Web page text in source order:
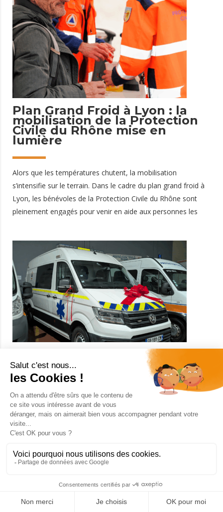
répondre à l’urgence Au total, 4 dispositifs de maraude ont
été déployés, mobilisant plus d’une vingtaine de bénévoles.
Grâce à cet engagement, plus de 150 personnes ont pu être
rencontrées et accompagnées durant cette
1 janvier 2026
Plan Grand Froid à Lyon : la
mobilisation de la Protection
Civile du Rhône mise en
lumière
Alors que les températures chutent, la mobilisation
s’intensifie sur le terrain. Dans le cadre du plan grand froid à
Lyon, les bénévoles de la Protection Civile du Rhône sont
pleinement engagés pour venir en aide aux personnes les
apporter une aide concrète et immédiate. ▶️ Voir les
reportages Découvrez ci-dessus les images de nos équipes
en action et l’interview réalisée lors de ces maraudes. Des
actions essentielles sur le terrain Les maraudes renforcées
permettent d’assurer : la distribution de repas chauds la
remise
1 janvier 2026
Un nouveau véhicule de
secours pour la Protection
Civile du Rhône
🎅 Le Père Noël est aussi passé par notre base
départementale ! À l’occasion des fêtes de fin d’année, un
très beau cadeau a été déposé au pied du sapin pour nos
destiné à renforcer nos capacités d’intervention sur le terrain.
de secours viendra prochainement compléter notre flotte
opérationnelle. Pour l’instant, il n’a pas encore été mis aux